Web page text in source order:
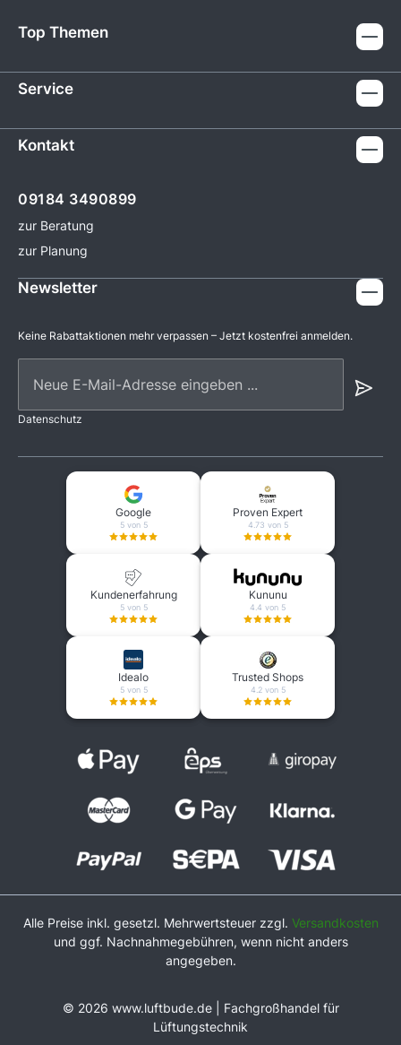
Top Themen
Service
Kontakt
09184 3490899
zur Beratung
zur Planung
Newsletter
Keine Rabattaktionen mehr verpassen – Jetzt kostenfrei anmelden.
Datenschutz
Google
5 von 5
Proven Expert
4.73 von 5
Kundenerfahrung
5 von 5
Kununu
4.4 von 5
Idealo
5 von 5
Trusted Shops
4.2 von 5
Alle Preise inkl. gesetzl. Mehrwertsteuer zzgl. Versandkosten
und ggf. Nachnahmegebühren, wenn nicht anders
angegeben.
© 2026 www.luftbude.de | Fachgroßhandel für
Lüftungstechnik